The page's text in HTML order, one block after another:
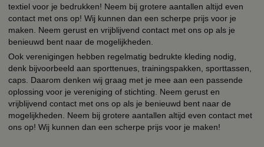
textiel voor je bedrukken! Neem bij grotere aantallen altijd even
contact met ons op! Wij kunnen dan een scherpe prijs voor je
maken. Neem gerust en vrijblijvend contact met ons op als je
benieuwd bent naar de mogelijkheden.
Ook verenigingen hebben regelmatig bedrukte kleding nodig,
denk bijvoorbeeld aan sporttenues, trainingspakken, sporttassen,
caps. Daarom denken wij graag met je mee aan een passende
oplossing voor je vereniging of stichting. Neem gerust en
vrijblijvend contact met ons op als je benieuwd bent naar de
mogelijkheden. Neem bij grotere aantallen altijd even contact met
ons op! Wij kunnen dan een scherpe prijs voor je maken!